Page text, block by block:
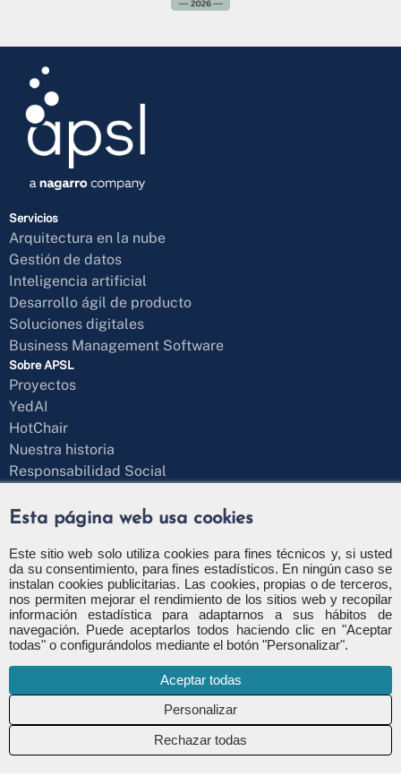
Servicios
Arquitectura en la nube
Gestión de datos
Inteligencia artificial
Desarrollo ágil de producto
Soluciones digitales
Business Management Software
Sobre APSL
Proyectos
YedAI
HotChair
Nuestra historia
Responsabilidad Social
¿Hablamos?
Formulario de contacto
+34 971 43 97 71
info@apsl.net
Política de cookies
Canal de denuncia
Esta página web usa cookies
Este sitio web solo utiliza cookies para fines técnicos y, si usted
da su consentimiento, para fines estadísticos. En ningún caso se
instalan cookies publicitarias. Las cookies, propias o de terceros,
nos permiten mejorar el rendimiento de los sitios web y recopilar
información estadística para adaptarnos a sus hábitos de
navegación. Puede aceptarlos todos haciendo clic en "Aceptar
todas" o configurándolos mediante el botón "Personalizar".
Aceptar todas
Rechazar todas